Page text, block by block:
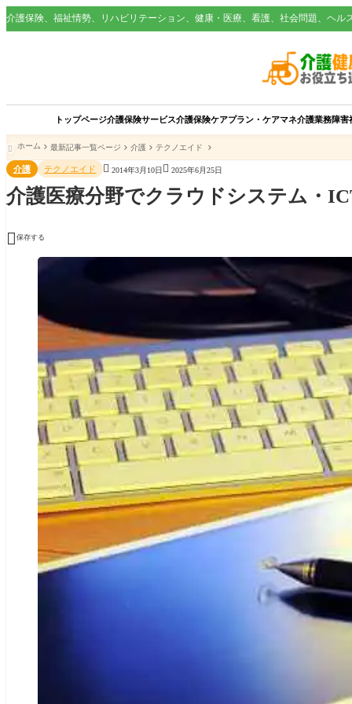
介護保険、福祉情勢、リハビリテーション、健康・医療、看護、社会問題、ヘ
トップページ介護保険サービス介護保険ケアプラン・ケアマネ介護業務障害
 ホーム 最新記事一覧ページ 介護 テクノエイド
介護 テクノエイド  2014年3月10日  2025年6月25日
介護医療分野でクラウドシステム・
 保存する